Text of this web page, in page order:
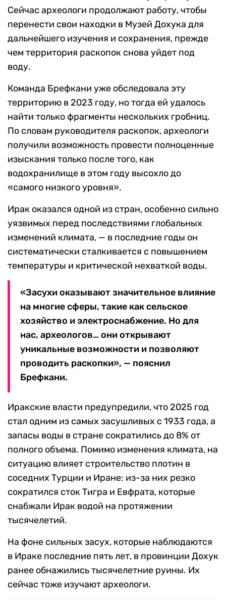
Сейчас археологи продолжают работу, чтобы
перенести свои находки в Музей Дохука для
дальнейшего изучения и сохранения, прежде
чем территория раскопок снова уйдет под
воду.
Команда Брефкани уже обследовала эту
территорию в 2023 году, но тогда ей удалось
найти только фрагменты нескольких гробниц.
По словам руководителя раскопок, археологи
получили возможность провести полноценные
изыскания только после того, как
водохранилище в этом году высохло до
«самого низкого уровня».
Ирак оказался одной из стран, особенно сильно
уязвимых перед последствиями глобальных
изменений климата, — в последние годы он
систематически сталкивается с повышением
температуры и критической нехваткой воды.
«Засухи оказывают значительное влияние
на многие сферы, такие как сельское
хозяйство и электроснабжение. Но для
нас, археологов… они открывают
уникальные возможности и позволяют
проводить раскопки», — пояснил
Брефкани.
Иракские власти предупредили, что 2025 год
стал одним из самых засушливых с 1933 года, а
запасы воды в стране сократились до 8% от
полного объема. Помимо изменения климата, на
ситуацию влияет строительство плотин в
соседних Турции и Иране: из-за них резко
сократился сток Тигра и Евфрата, которые
снабжали Ирак водой на протяжении
тысячелетий.
На фоне сильных засух, которые наблюдаются
в Ираке последние пять лет, в провинции Дохук
ранее обнажились тысячелетние руины. Их
сейчас тоже изучают археологи.